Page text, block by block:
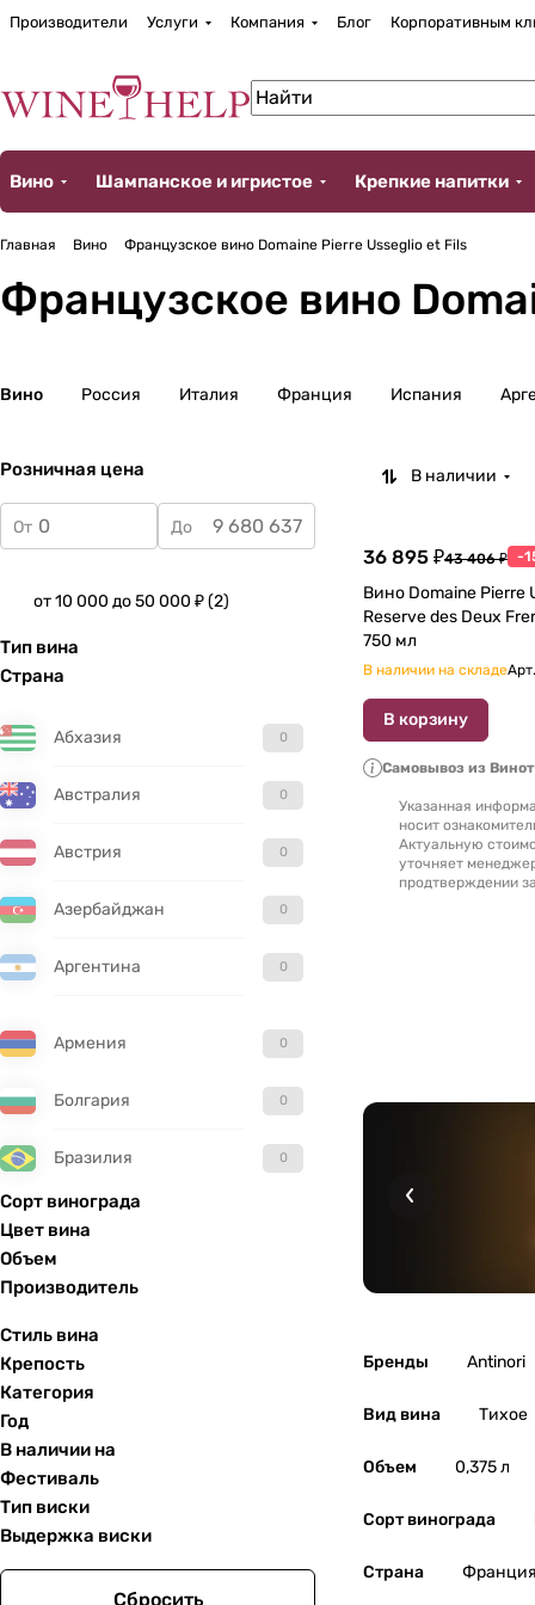
Производители Услуги Компания Блог Корпоративным
Вино Шампанское и игристое Крепкие напитки
Главная Вино Французское вино Domaine Pierre Usseglio et Fils
Французское вино
Вино Россия Италия Франция Испания
Розничная цена
От До
от 10 000 до 50 000 ₽(2)
Тип вина
Страна
Абхазия 0
Австралия 0
Австрия 0
Азербайджан 0
Аргентина 0
Армения 0
Болгария 0
Бразилия 0
Великобритания
Гватемала
Германия
Греция
Грузия
Сорт винограда
Цвет вина
Объем
Производитель
Стиль вина
Крепость
Категория
Год
В наличии на
Фестиваль
Тип виски
Выдержка виски
Сбросить
В наличии
36 895 ₽43 406 ₽ -
Вино Domaine Pierre
Rеserve des Deux Frеres
750 мл
В наличии на складеАрт.
В корзину
Самовывоз из
Указанная
носит
Актуальную
уточняет
продтверждении
Бренды Antinori
Вид вина Тихое
Объем 0,375 л
Сорт винограда
Страна Франция